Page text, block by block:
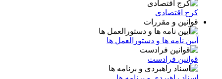
کرج اقتصادی
قوانین و مقررات
آیین نامه ها و دستورالعمل ها
قوانین فرادست